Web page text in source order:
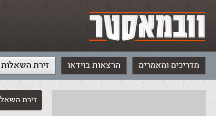
מדריכים ומאמרים הרצאות בוידאו זירת השאלות
זירת